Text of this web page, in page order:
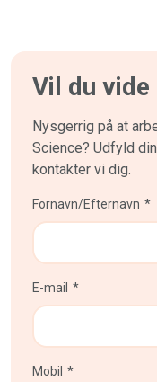
Vil du vide
Nysgerrig på at
Science? Udfyld
kontakter vi dig.
Fornavn/Efternavn
E-mail
Mobil